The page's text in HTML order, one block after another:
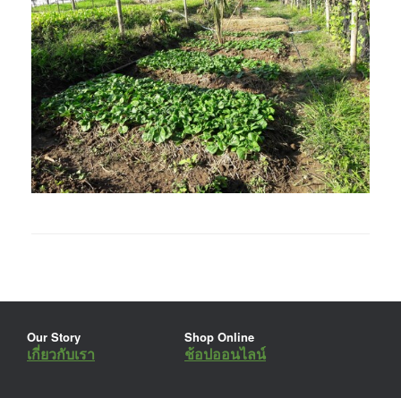
Our Story
เกี่ยวกับเรา
Shop Online
ช้อปออนไลน์